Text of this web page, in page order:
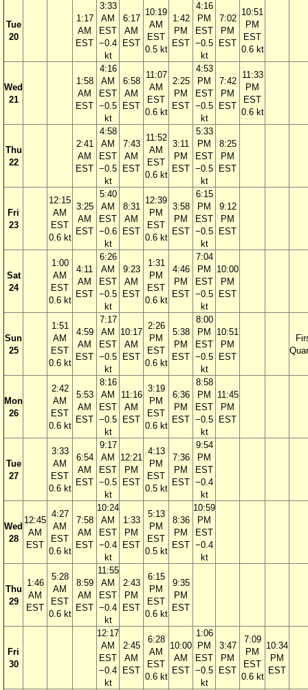
Tue
20
1:17
AM
EST
3:33
AM
EST
−0.4
kt
6:17
AM
EST
10:19
AM
EST
0.5 kt
1:42
PM
EST
4:16
PM
EST
−0.5
kt
7:02
PM
EST
10:51
PM
EST
0.6 kt
Wed
21
1:58
AM
EST
4:16
AM
EST
−0.5
kt
6:58
AM
EST
11:07
AM
EST
0.6 kt
2:25
PM
EST
4:53
PM
EST
−0.5
kt
7:42
PM
EST
11:33
PM
EST
0.6 kt
Thu
22
2:41
AM
EST
4:58
AM
EST
−0.5
kt
7:43
AM
EST
11:52
AM
EST
0.6 kt
3:11
PM
EST
5:33
PM
EST
−0.5
kt
8:25
PM
EST
Fri
23
12:15
AM
EST
0.6 kt
3:25
AM
EST
5:40
AM
EST
−0.6
kt
8:31
AM
EST
12:39
PM
EST
0.6 kt
3:58
PM
EST
6:15
PM
EST
−0.5
kt
9:12
PM
EST
Sat
24
1:00
AM
EST
0.6 kt
4:11
AM
EST
6:26
AM
EST
−0.5
kt
9:23
AM
EST
1:31
PM
EST
0.6 kt
4:46
PM
EST
7:04
PM
EST
−0.5
kt
10:00
PM
EST
Sun
25
1:51
AM
EST
0.6 kt
4:59
AM
EST
7:17
AM
EST
−0.5
kt
10:17
AM
EST
2:26
PM
EST
0.6 kt
5:38
PM
EST
8:00
PM
EST
−0.5
kt
10:51
PM
EST
Mon
26
2:42
AM
EST
0.6 kt
5:53
AM
EST
8:16
AM
EST
−0.5
kt
11:16
AM
EST
3:19
PM
EST
0.6 kt
6:36
PM
EST
8:58
PM
EST
−0.5
kt
11:45
PM
EST
Tue
27
3:33
AM
EST
0.6 kt
6:54
AM
EST
9:17
AM
EST
−0.5
kt
12:21
PM
EST
4:13
PM
EST
0.5 kt
7:36
PM
EST
9:54
PM
EST
−0.4
kt
Wed
28
12:45
AM
EST
4:27
AM
EST
0.6 kt
7:58
AM
EST
10:24
AM
EST
−0.4
kt
1:33
PM
EST
5:13
PM
EST
0.5 kt
8:36
PM
EST
10:59
PM
EST
−0.4
kt
Thu
29
1:46
AM
EST
5:28
AM
EST
0.6 kt
8:59
AM
EST
11:55
AM
EST
−0.4
kt
2:43
PM
EST
6:15
PM
EST
0.6 kt
9:35
PM
EST
Fri
30
12:17
AM
EST
−0.4
kt
2:45
AM
EST
6:28
AM
EST
0.6 kt
10:00
AM
EST
1:06
PM
EST
−0.5
kt
3:47
PM
EST
7:09
PM
EST
0.6 kt
10:34
PM
EST